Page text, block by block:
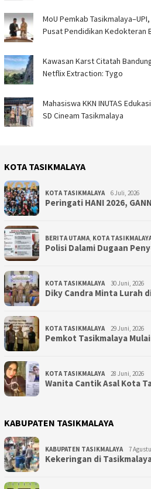
MoU Pemkab
Pusat Pendidikan Kedokteran
Kawasan Karst Citatah
Netflix Extraction: Tygo
Mahasiswa KKN INUTAS
SD Cineam Tasikmalaya
KOTA TASIKMALAYA
KOTA TASIKMALAYA 6 Juli, 2026
Peringati HANI 2026,
BERITA UTAMA KOTA
Polisi Dalami Dugaan
KOTA TASIKMALAYA 30 Juni, 2026
Diky Candra Minta Lurah
KOTA TASIKMALAYA 29 Juni, 2026
Pemkot Tasikmalaya
KOTA TASIKMALAYA 28 Juni, 2026
Wanita Cantik Asal Kota
KABUPATEN TASIKMALAYA
KABUPATEN TASIKMALAYA 7
Kekeringan di